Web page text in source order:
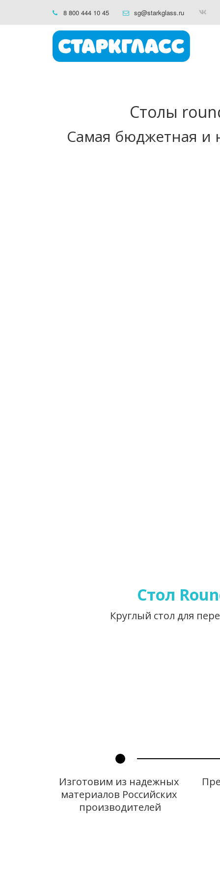
8 800 444 10 45 sg@starkglass.ru
Столы
Самая бюджетная и
Стол
Круглый стол для
Изготовим из надежных
материалов Российских
производителей